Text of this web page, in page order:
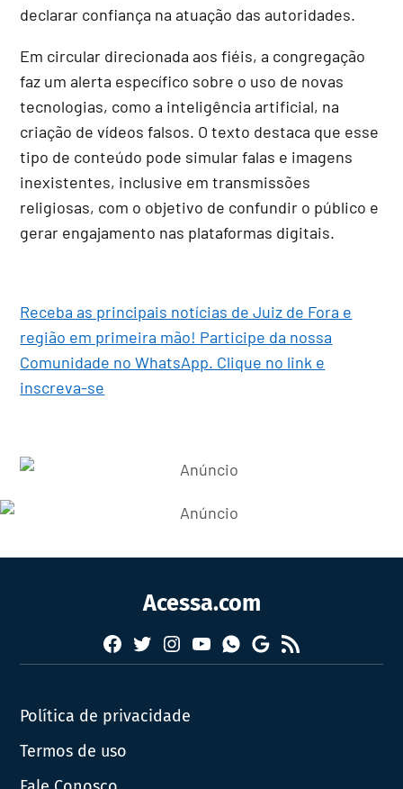
declarar confiança na atuação das autoridades.
Em circular direcionada aos fiéis, a congregação
faz um alerta específico sobre o uso de novas
tecnologias, como a inteligência artificial, na
criação de vídeos falsos. O texto destaca que esse
tipo de conteúdo pode simular falas e imagens
inexistentes, inclusive em transmissões
religiosas, com o objetivo de confundir o público e
gerar engajamento nas plataformas digitais.
Receba as principais notícias de Juiz de Fora e
região em primeira mão! Participe da nossa
Comunidade no WhatsApp. Clique no link e
inscreva-se
Acessa.com
Facebook
TwitterInstagram
YouTubeWhatsapp
Google
News
RSS
Política de privacidade
Termos de uso